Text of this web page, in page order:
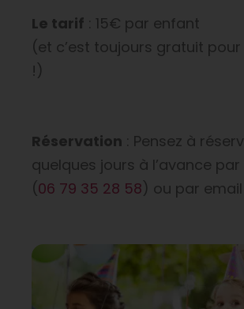
Le tarif : 15€ par enfant
(et c’est toujours gratuit
!)
Réservation : Pensez à
quelques jours à l’avance
(06 79 35 28 58) ou par